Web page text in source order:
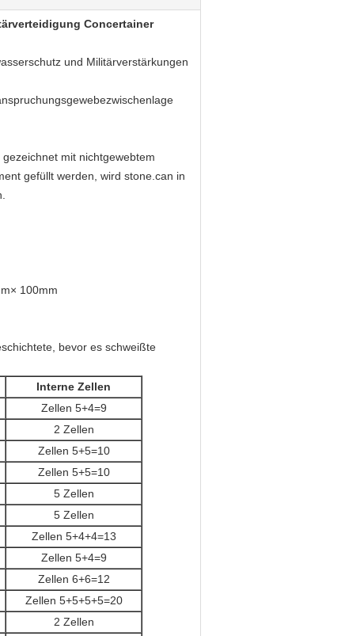
Concertainer
und Militärverstärkungen
mit nichtgewebtem
gefüllt werden, wird stone.can in
100mm
bevor es schweißte
Interne Zellen
Zellen 5+4=9
2 Zellen
Zellen 5+5=10
Zellen 5+5=10
5 Zellen
5 Zellen
Zellen 5+4+4=13
Zellen 5+4=9
Zellen 6+6=12
Zellen 5+5+5+5=20
2 Zellen